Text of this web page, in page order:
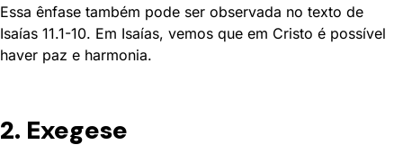
Essa ênfase também pode ser observada no texto de
Isaías 11.1-10. Em Isaías, vemos que em Cristo é possível
haver paz e harmonia.
2. Exegese